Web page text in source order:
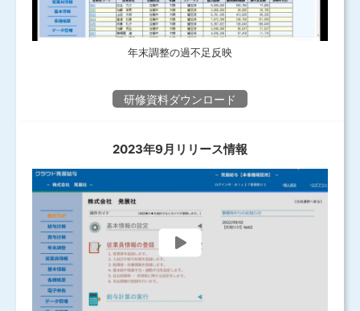
年末調整の過不足反映
研修資料ダウンロード
2023年9月リリース情報